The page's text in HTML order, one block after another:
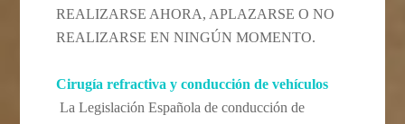
REALIZARSE AHORA, APLAZARSE O NO
REALIZARSE EN NINGÚN MOMENTO.
Cirugía refractiva y conducción de vehículos
La Legislación Española de conducción de